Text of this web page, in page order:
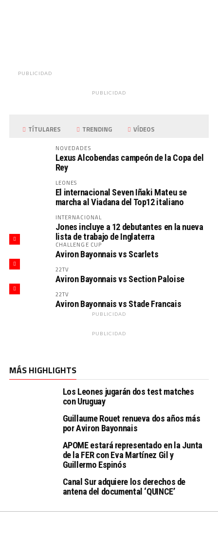
PUBLICIDAD
PUBLICIDAD
TÍTULARES TRENDING VÍDEOS
NOVEDADES
Lexus Alcobendas campeón de la Copa del
Rey
LEONES
El internacional Seven Iñaki Mateu se
marcha al Viadana del Top12 italiano
INTERNACIONAL
Jones incluye a 12 debutantes en la nueva
lista de trabajo de Inglaterra
CHALLENGE CUP
Aviron Bayonnais vs Scarlets
22TV
Aviron Bayonnais vs Section Paloise
22TV
Aviron Bayonnais vs Stade Francais
PUBLICIDAD
PUBLICIDAD
MÁS HIGHLIGHTS
Los Leones jugarán dos test matches
con Uruguay
Guillaume Rouet renueva dos años más
por Aviron Bayonnais
APOME estará representado en la Junta
de la FER con Eva Martínez Gil y
Guillermo Espinós
Canal Sur adquiere los derechos de
antena del documental ‘QUINCE’